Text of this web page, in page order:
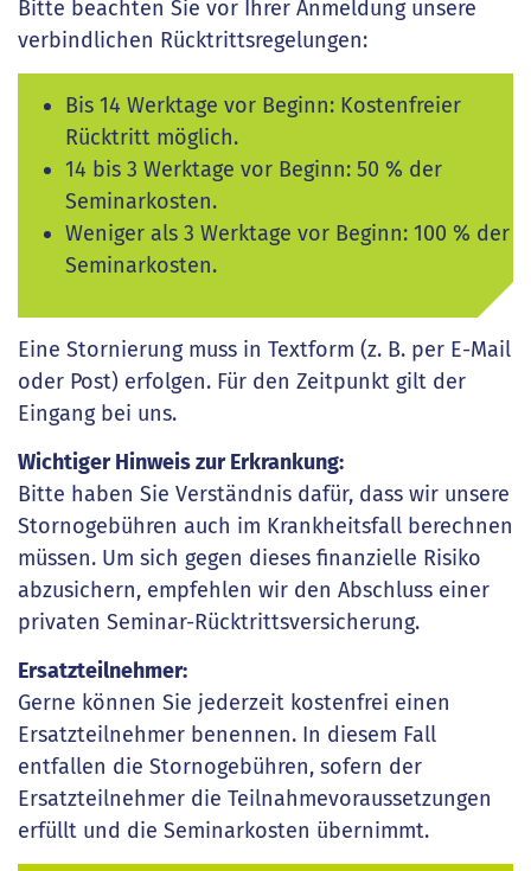
Bitte beachten Sie vor Ihrer Anmeldung unsere
verbindlichen Rücktrittsregelungen:
Bis 14 Werktage vor Beginn: Kostenfreier
Rücktritt möglich.
14 bis 3 Werktage vor Beginn: 50 % der
Seminarkosten.
Weniger als 3 Werktage vor Beginn: 100 % der
Seminarkosten.
Eine Stornierung muss in Textform (z. B. per E-Mail
oder Post) erfolgen. Für den Zeitpunkt gilt der
Eingang bei uns.
Wichtiger Hinweis zur Erkrankung:
Bitte haben Sie Verständnis dafür, dass wir unsere
Stornogebühren auch im Krankheitsfall berechnen
müssen. Um sich gegen dieses finanzielle Risiko
abzusichern, empfehlen wir den Abschluss einer
privaten Seminar-Rücktrittsversicherung.
Ersatzteilnehmer:
Gerne können Sie jederzeit kostenfrei einen
Ersatzteilnehmer benennen. In diesem Fall
entfallen die Stornogebühren, sofern der
Ersatzteilnehmer die Teilnahmevoraussetzungen
erfüllt und die Seminarkosten übernimmt.